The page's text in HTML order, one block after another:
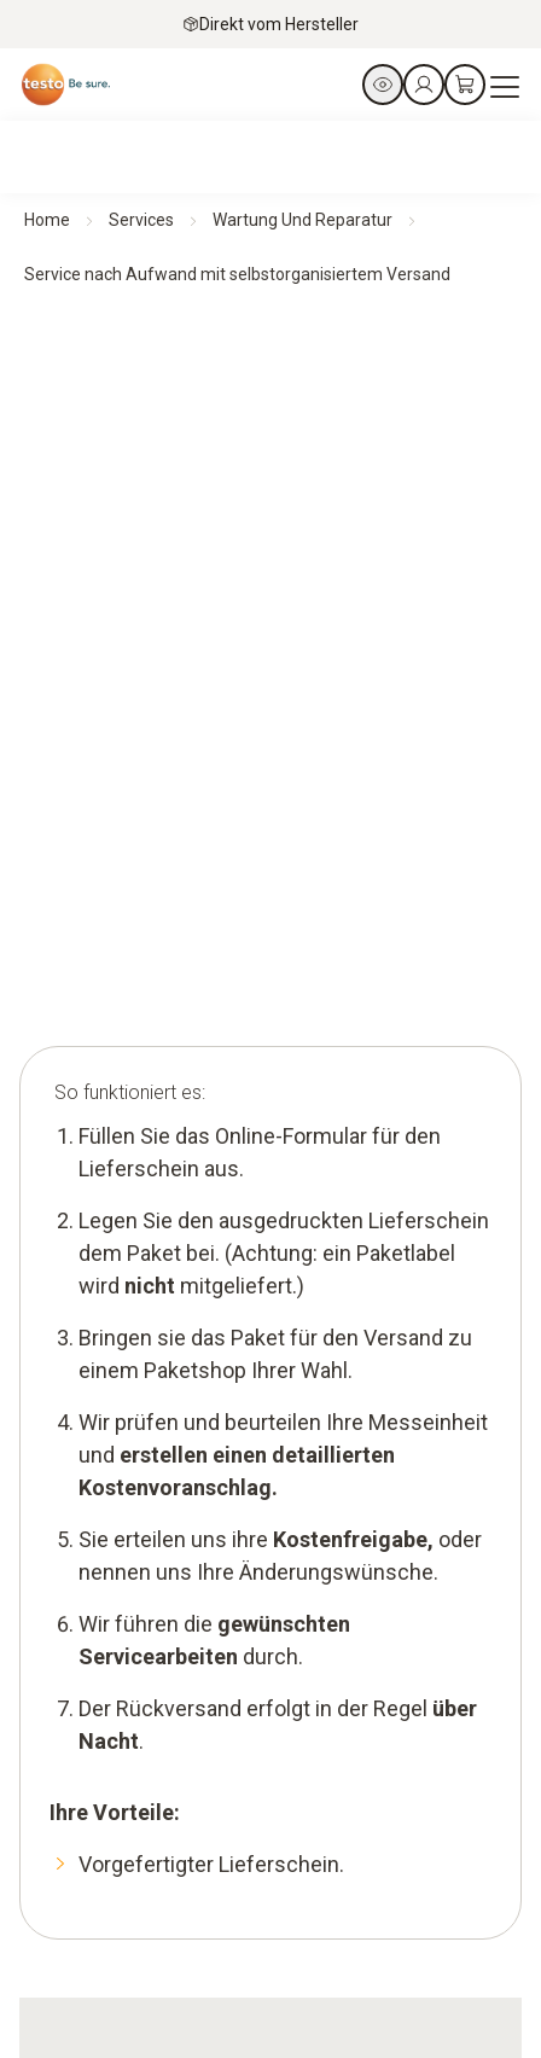
Direkt vom Hersteller
Home Services Wartung Und Reparatur
Service nach Aufwand mit selbstorganisiertem Versand
So funktioniert es:
Füllen Sie das Online-Formular für den
Lieferschein aus.
Legen Sie den ausgedruckten Lieferschein
dem Paket bei. (Achtung: ein Paketlabel
wird nicht mitgeliefert.)
Bringen sie das Paket für den Versand zu
einem Paketshop Ihrer Wahl.
Wir prüfen und beurteilen Ihre Messeinheit
und erstellen einen detaillierten
Kostenvoranschlag.
Sie erteilen uns ihre Kostenfreigabe, oder
nennen uns Ihre Änderungswünsche.
Wir führen die gewünschten
Servicearbeiten durch.
Der Rückversand erfolgt in der Regel über
Nacht.
Ihre Vorteile:
Vorgefertigter Lieferschein.